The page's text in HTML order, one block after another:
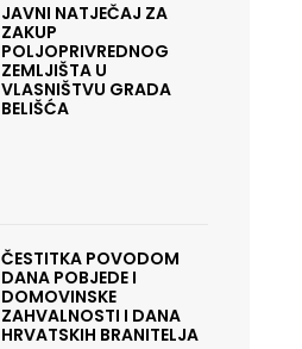
JAVNI NATJEČAJ ZA
ZAKUP
POLJOPRIVREDNOG
ZEMLJIŠTA U
VLASNIŠTVU GRADA
BELIŠĆA
ČESTITKA POVODOM
DANA POBJEDE I
DOMOVINSKE
ZAHVALNOSTI I DANA
HRVATSKIH BRANITELJA